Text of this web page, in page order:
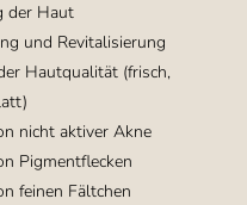
der Haut
und Revitalisierung
Hautqualität (frisch,
nicht aktiver Akne
Pigmentflecken
feinen Fältchen